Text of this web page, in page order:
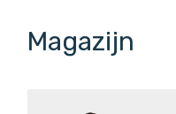
Magazijn